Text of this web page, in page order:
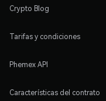
Crypto Blog
Tarifas y condiciones
Phemex API
Características del contrato